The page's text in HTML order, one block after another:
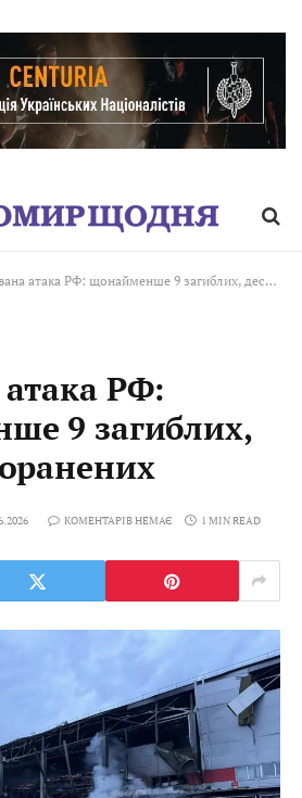
атака РФ: щонайменше 9 загиблих, десятки поранених
РФ:
9 загиблих,
КОМЕНТАРІВ НЕМАЄ 1 MIN READ